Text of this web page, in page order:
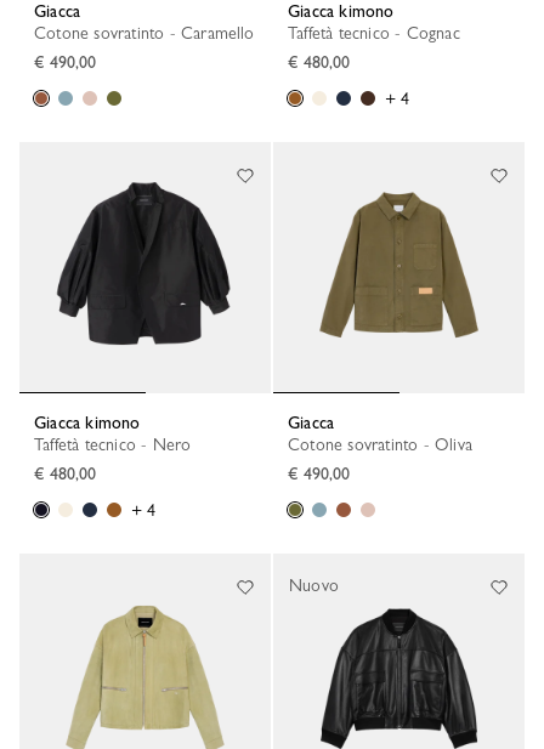
Giacca
Cotone sovratinto - Caramello
€ 490,00
Giacca kimono
Taffetà tecnico - Cognac
€ 480,00
+ 4
Giacca kimono
Taffetà tecnico - Nero
€ 480,00
+ 4
Giacca
Cotone sovratinto - Oliva
€ 490,00
Nuovo